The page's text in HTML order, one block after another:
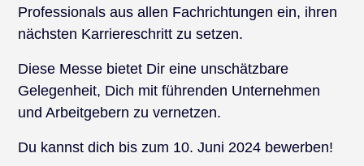
Professionals aus allen Fachrichtungen ein, ihren
nächsten Karriereschritt zu setzen.
Diese Messe bietet Dir eine unschätzbare
Gelegenheit, Dich mit führenden Unternehmen
und Arbeitgebern zu vernetzen.
Du kannst dich bis zum ​​​​​​​10. Juni 2024 bewerben!